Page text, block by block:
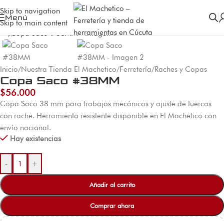
Skip to navigation
Skip to main content
Menú
Inicio/Nuestra Tienda El Machetico/Ferretería/Raches y Copas
Copa Saco #38MM
$56.000
Copa Saco 38 mm para trabajos mecánicos y ajuste de tuercas
con rache. Herramienta resistente disponible en El Machetico con
envío nacional.
Hay existencias
- +
Añadir al carrito
Comprar ahora